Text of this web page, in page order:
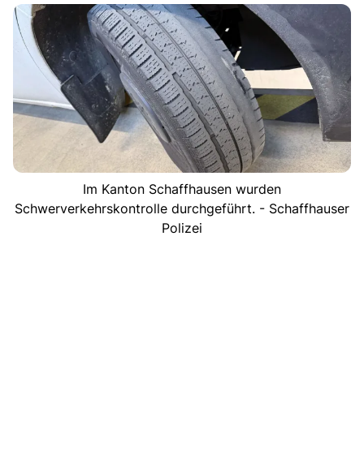
Im Kanton Schaffhausen wurden
Schwerverkehrskontrolle durchgeführt. - Schaffhauser
Polizei